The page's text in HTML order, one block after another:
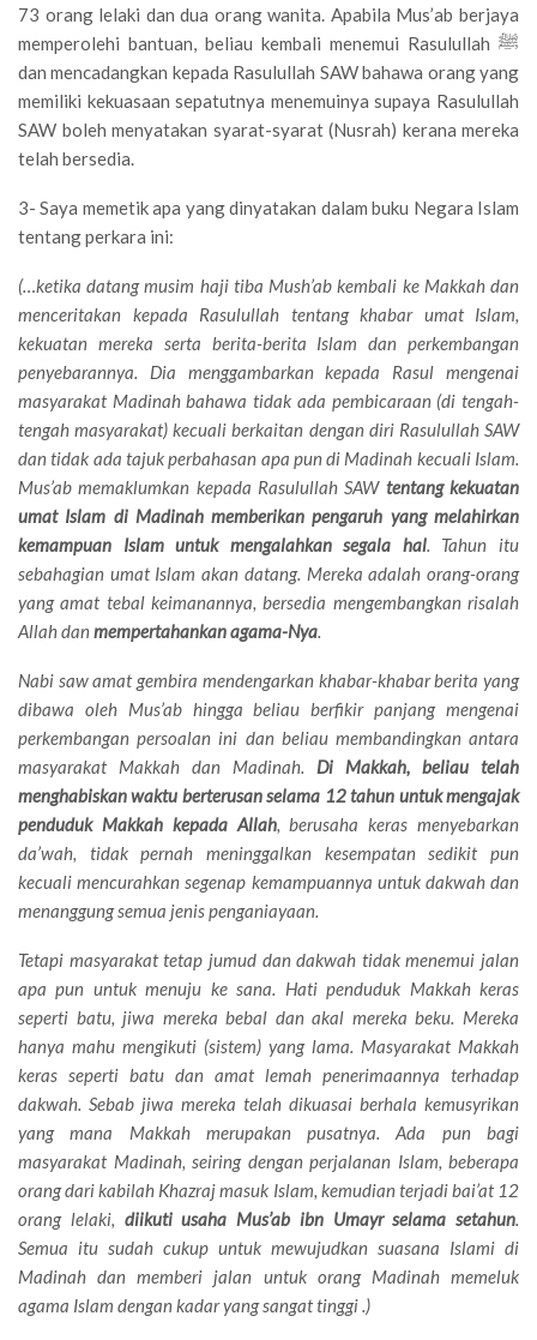
73 orang lelaki dan dua orang wanita. Apabila Mus’ab berjaya
memperolehi bantuan, beliau kembali menemui Rasulullah ﷺ
dan mencadangkan kepada Rasulullah SAW bahawa orang yang
memiliki kekuasaan sepatutnya menemuinya supaya Rasulullah
SAW boleh menyatakan syarat-syarat (Nusrah) kerana mereka
telah bersedia.
3- Saya memetik apa yang dinyatakan dalam buku Negara Islam
tentang perkara ini:
(…ketika datang musim haji tiba Mush’ab kembali ke Makkah dan
menceritakan kepada Rasulullah tentang khabar umat Islam,
kekuatan mereka serta berita-berita Islam dan perkembangan
penyebarannya. Dia menggambarkan kepada Rasul mengenai
masyarakat Madinah bahawa tidak ada pembicaraan (di tengah-
tengah masyarakat) kecuali berkaitan dengan diri Rasulullah SAW
dan tidak ada tajuk perbahasan apa pun di Madinah kecuali Islam.
Mus’ab memaklumkan kepada Rasulullah SAW tentang kekuatan
umat Islam di Madinah memberikan pengaruh yang melahirkan
kemampuan Islam untuk mengalahkan segala hal. Tahun itu
sebahagian umat Islam akan datang. Mereka adalah orang-orang
yang amat tebal keimanannya, bersedia mengembangkan risalah
Allah danmempertahankan agama-Nya
Nabi saw amat gembira mendengarkan khabar-khabar berita yang
dibawa oleh Mus’ab hingga beliau berfikir panjang mengenai
perkembangan persoalan ini dan beliau membandingkan antara
masyarakat Makkah dan Madinah. Di Makkah, beliau telah
menghabiskan waktu berterusan selama 12 tahun untuk mengajak
penduduk Makkah kepada Allah, berusaha keras menyebarkan
da’wah, tidak pernah meninggalkan kesempatan sedikit pun
kecuali mencurahkan segenap kemampuannya untuk dakwah dan
menanggung semua jenis penganiayaan.
Tetapi masyarakat tetap jumud dan dakwah tidak menemui jalan
apa pun untuk menuju ke sana. Hati penduduk Makkah keras
seperti batu, jiwa mereka bebal dan akal mereka beku. Mereka
hanya mahu mengikuti (sistem) yang lama. Masyarakat Makkah
keras seperti batu dan amat lemah penerimaannya terhadap
dakwah. Sebab jiwa mereka telah dikuasai berhala kemusyrikan
yang mana Makkah merupakan pusatnya. Ada pun bagi
masyarakat Madinah, seiring dengan perjalanan Islam, beberapa
orang dari kabilah Khazraj masuk Islam, kemudian terjadi bai’at 12
orang lelaki, diikuti usaha Mus’ab ibn Umayr selama setahun
Semua itu sudah cukup untuk mewujudkan suasana Islami di
Madinah dan memberi jalan untuk orang Madinah memeluk
agama Islam dengan kadar yang sangat tinggi .)